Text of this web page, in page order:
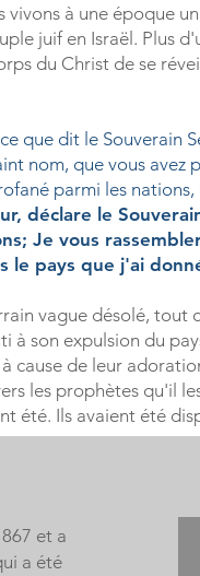
à une époque
juif en Israël. Plus
du Christ de se
que dit le Souverain
nom, que vous
parmi les
déclare le
Je vous
le pays que j'ai
vague désolé,
à son expulsion du
cause de leur
les prophètes qu'il
été. Ils avaient été
et a
a été